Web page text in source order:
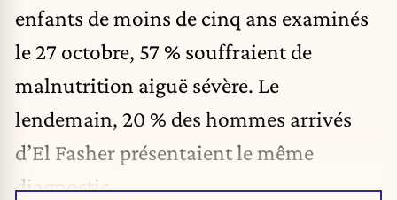
enfants de moins de cinq ans examinés
le 27 octobre, 57 % souffraient de
malnutrition aiguë sévère. Le
lendemain, 20 % des hommes arrivés
d’El Fasher présentaient le même
diagnostic.